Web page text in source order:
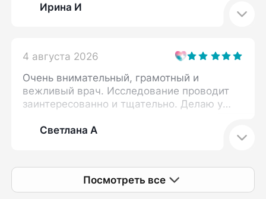
Ирина И
4 августа 2026
Очень внимательный, грамотный и
вежливый врач. Исследование проводит
заинтересованно и тщательно. Делаю у
записаться только к Дарье Викторовне.
Светлана А
Посмотреть все